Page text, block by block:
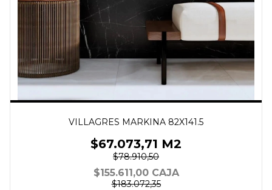
VILLAGRES MARKINA 82X141.5
$67.073,71 M2
$78.910,50
$155.611,00 CAJA
$183.072,35